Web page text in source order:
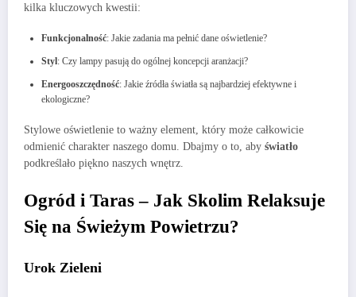
kilka kluczowych kwestii:
Funkcjonalność: Jakie zadania ma pełnić dane oświetlenie?
Styl: Czy lampy pasują do ogólnej koncepcji aranżacji?
Energooszczędność: Jakie źródła światła są najbardziej efektywne i
ekologiczne?
Stylowe oświetlenie to ważny element, który może całkowicie
odmienić charakter naszego domu. Dbajmy o to, aby światło
podkreślało piękno naszych wnętrz.
Ogród i Taras – Jak Skolim Relaksuje
Się na Świeżym Powietrzu?
Urok Zieleni